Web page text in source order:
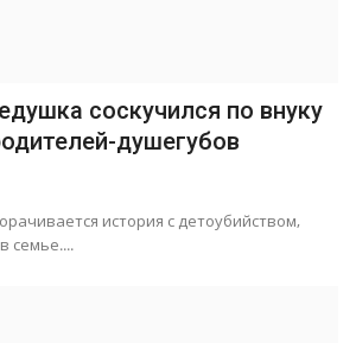
соскучился по внуку
душегубов
история с детоубийством,
семье....